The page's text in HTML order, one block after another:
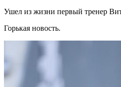
Ушел из жизни первый тренер
Горькая новость.